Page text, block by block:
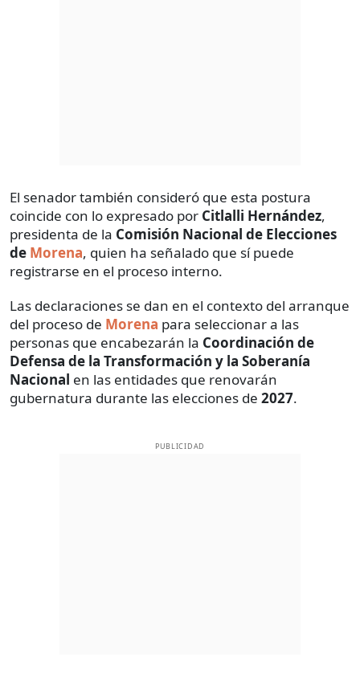
El senador también consideró que esta postura
coincide con lo expresado por Citlalli Hernández,
presidenta de la Comisión Nacional de Elecciones
de Morena, quien ha señalado que sí puede
registrarse en el proceso interno.
Las declaraciones se dan en el contexto del arranque
del proceso de Morena para seleccionar a las
personas que encabezarán la Coordinación de
Defensa de la Transformación y la Soberanía
Nacional en las entidades que renovarán
gubernatura durante las elecciones de 2027.
PUBLICIDAD